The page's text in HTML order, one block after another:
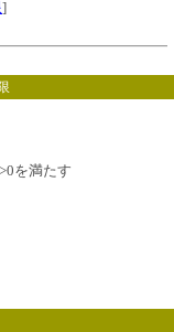
]
を満たす